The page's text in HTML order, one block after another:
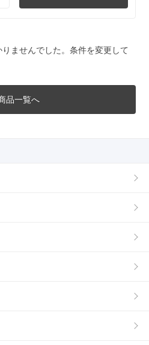
ませんでした。条件を変更して
品一覧へ